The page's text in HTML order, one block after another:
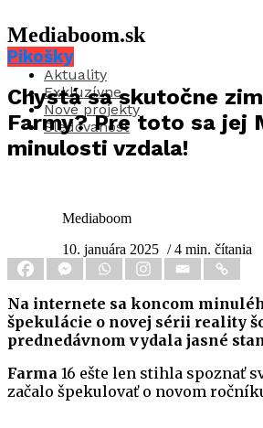
Mediaboom.sk
Aktuality
Exkluzívne
Nové projekty
Sledovanosť
Pikošky
Chystá sa skutočne
Farmy? Pre toto sa jej
minulosti vzdala!
Mediaboom
10. januára 2025 / 4 min. čítania
Na internete sa koncom
špekulácie o novej sérii reality
prednedávnom vydala jasné
Farma 16 ešte len stihla spoznať
začalo špekulovať o novom